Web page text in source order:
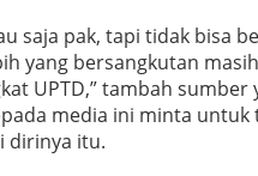
saja pak, tapi tidak bisa
yang bersangkutan
UPTD,” tambah sumber
media ini minta untuk
dirinya itu.